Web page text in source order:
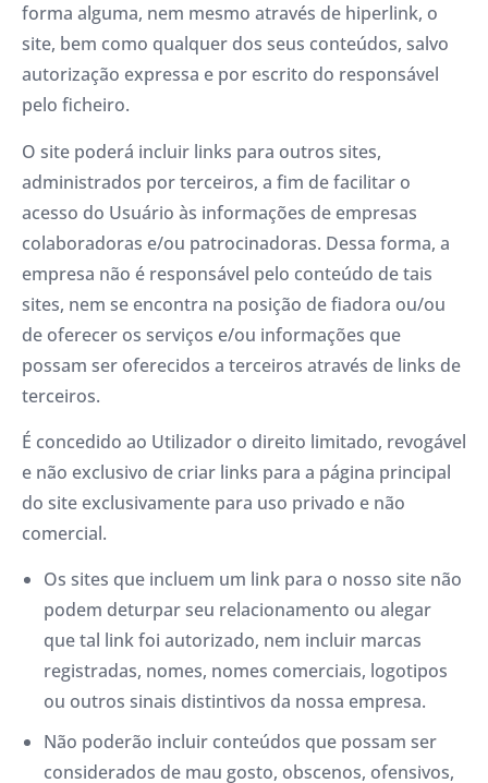
forma alguma, nem mesmo através de hiperlink, o
site, bem como qualquer dos seus conteúdos, salvo
autorização expressa e por escrito do responsável
pelo ficheiro.
O site poderá incluir links para outros sites,
administrados por terceiros, a fim de facilitar o
acesso do Usuário às informações de empresas
colaboradoras e/ou patrocinadoras. Dessa forma, a
empresa não é responsável pelo conteúdo de tais
sites, nem se encontra na posição de fiadora ou/ou
de oferecer os serviços e/ou informações que
possam ser oferecidos a terceiros através de links de
terceiros.
É concedido ao Utilizador o direito limitado, revogável
e não exclusivo de criar links para a página principal
do site exclusivamente para uso privado e não
comercial.
Os sites que incluem um link para o nosso site não
podem deturpar seu relacionamento ou alegar
que tal link foi autorizado, nem incluir marcas
registradas, nomes, nomes comerciais, logotipos
ou outros sinais distintivos da nossa empresa.
Não poderão incluir conteúdos que possam ser
considerados de mau gosto, obscenos, ofensivos,